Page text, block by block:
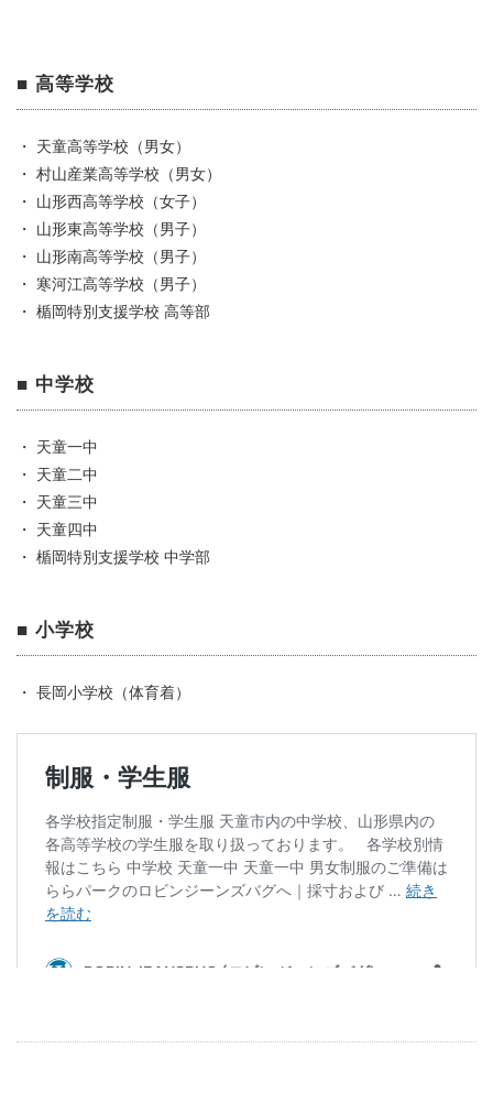
■ 高等学校
・ 天童高等学校（男女）
・ 村山産業高等学校（男女）
・ 山形西高等学校（女子）
・ 山形東高等学校（男子）
・ 山形南高等学校（男子）
・ 寒河江高等学校（男子）
・ 楯岡特別支援学校 高等部
■ 中学校
・ 天童一中
・ 天童二中
・ 天童三中
・ 天童四中
・ 楯岡特別支援学校 中学部
■ 小学校
・ 長岡小学校（体育着）